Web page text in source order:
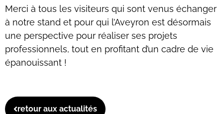
Merci à tous les visiteurs qui sont venus échanger
à notre stand et pour qui l’Aveyron est désormais
une perspective pour réaliser ses projets
professionnels, tout en profitant d’un cadre de vie
épanouissant !
retour aux actualités